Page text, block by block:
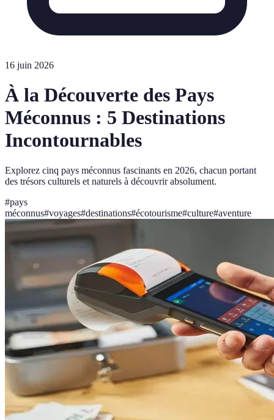
16 juin 2026
À la Découverte des Pays
Méconnus : 5 Destinations
Incontournables
Explorez cinq pays méconnus fascinants en 2026, chacun portant
des trésors culturels et naturels à découvrir absolument.
#pays
méconnus#voyages#destinations#écotourisme#culture#aventure